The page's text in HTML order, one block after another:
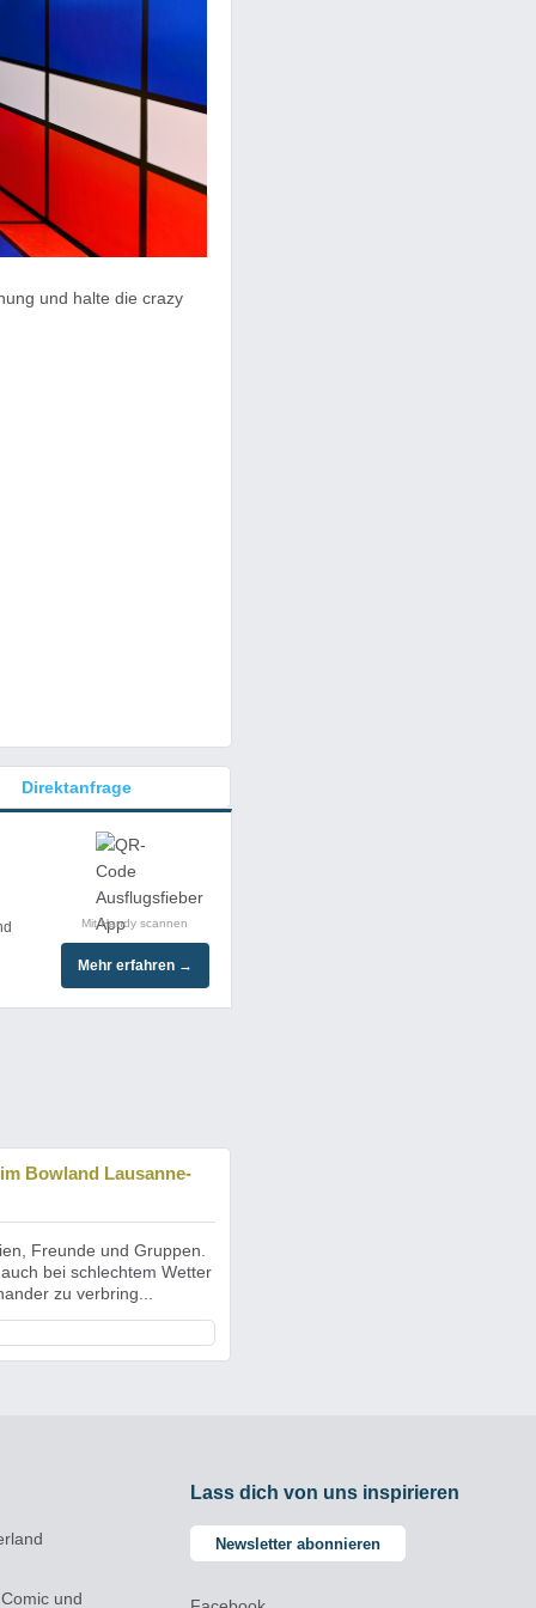
und halte die crazy
Direktanfrage
Mit Handy scannen
Mehr erfahren →
Bowland Lausanne-
Freunde und Gruppen.
bei schlechtem Wetter
zu verbring...
und
Lass dich von uns inspirieren
Newsletter abonnieren